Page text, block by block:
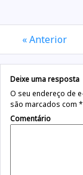
« Anterior
Deixe uma resposta
O seu endereço de
são marcados com *
Comentário